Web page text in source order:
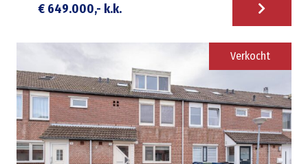
€ 649.000,- k.k.
Verkocht